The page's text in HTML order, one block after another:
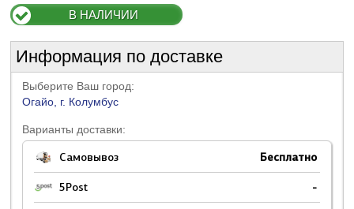
В НАЛИЧИИ
Информация по доставке
Выберите Ваш город:
Огайо, г. Колумбус
Варианты доставки:
Самовывоз Бесплатно
5Post -